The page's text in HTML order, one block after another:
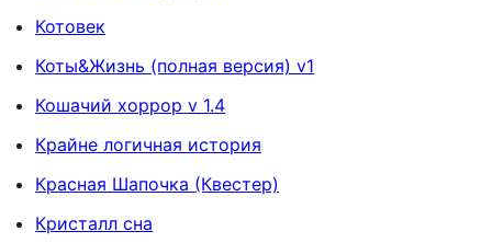
Котовек
Коты&Жизнь (полная версия) v1
Кошачий хоррор v 1.4
Крайне логичная история
Красная Шапочка (Квестер)
Кристалл сна